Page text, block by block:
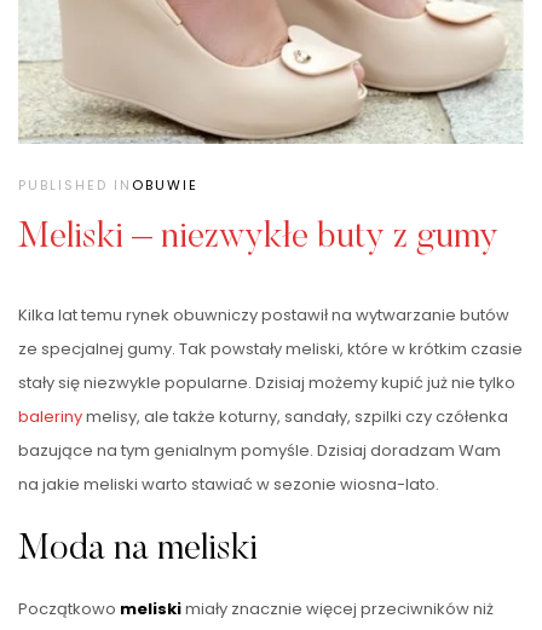
PUBLISHED IN OBUWIE
Meliski – niezwykłe buty z gumy
Kilka lat temu rynek obuwniczy postawił na wytwarzanie butów
ze specjalnej gumy. Tak powstały meliski, które w krótkim czasie
stały się niezwykle popularne. Dzisiaj możemy kupić już nie tylko
balerinymelisy, ale także koturny, sandały, szpilki czy czółenka
bazujące na tym genialnym pomyśle. Dzisiaj doradzam Wam
na jakie meliski warto stawiać w sezonie wiosna-lato.
Moda na meliski
Początkowo meliskimiały znacznie więcej przeciwników niż